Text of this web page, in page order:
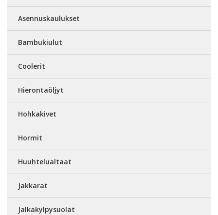
Asennuskaulukset
Bambukiulut
Coolerit
Hierontaöljyt
Hohkakivet
Hormit
Huuhtelualtaat
Jakkarat
Jalkakylpysuolat